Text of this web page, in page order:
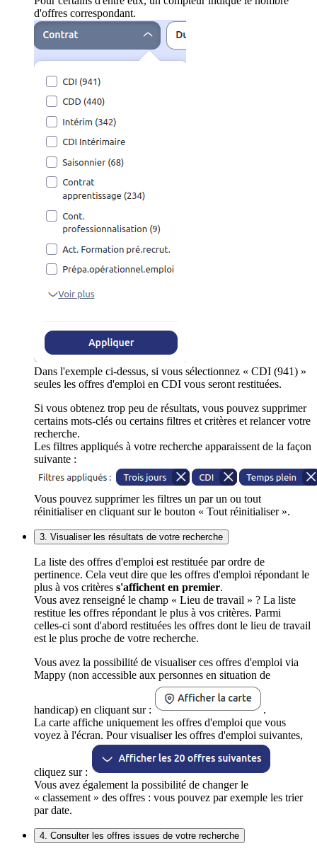
d'offres correspondant.
Dans l'exemple ci-dessus, si vous sélectionnez « CDI (941) »
seules les offres d'emploi en CDI vous seront restituées.
Si vous obtenez trop peu de résultats, vous pouvez supprimer
certains mots-clés ou certains filtres et critères et relancer votre
recherche.
Les filtres appliqués à votre recherche apparaissent de la façon
suivante :
Vous pouvez supprimer les filtres un par un ou tout
réinitialiser en cliquant sur le bouton « Tout réinitialiser ».
3. Visualiser les résultats de votre recherche
La liste des offres d'emploi est restituée par ordre de
pertinence. Cela veut dire que les offres d'emploi répondant le
plus à vos critères s'affichent en premier.
Vous avez renseigné le champ « Lieu de travail » ? La liste
restitue les offres répondant le plus à vos critères. Parmi
celles-ci sont d'abord restituées les offres dont le lieu de travail
est le plus proche de votre recherche.
Vous avez la possibilité de visualiser ces offres d'emploi via
Mappy (non accessible aux personnes en situation de
handicap) en cliquant sur :
.
La carte affiche uniquement les offres d'emploi que vous
voyez à l'écran. Pour visualiser les offres d'emploi suivantes,
cliquez sur :
Vous avez également la possibilité de changer le
« classement » des offres : vous pouvez par exemple les trier
par date.
4. Consulter les offres issues de votre recherche